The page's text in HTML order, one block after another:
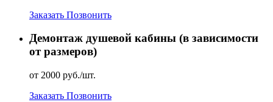
Заказать Позвонить
Демонтаж душевой кабины (в зависимости
от размеров)
от 2000 руб./шт.
Заказать Позвонить